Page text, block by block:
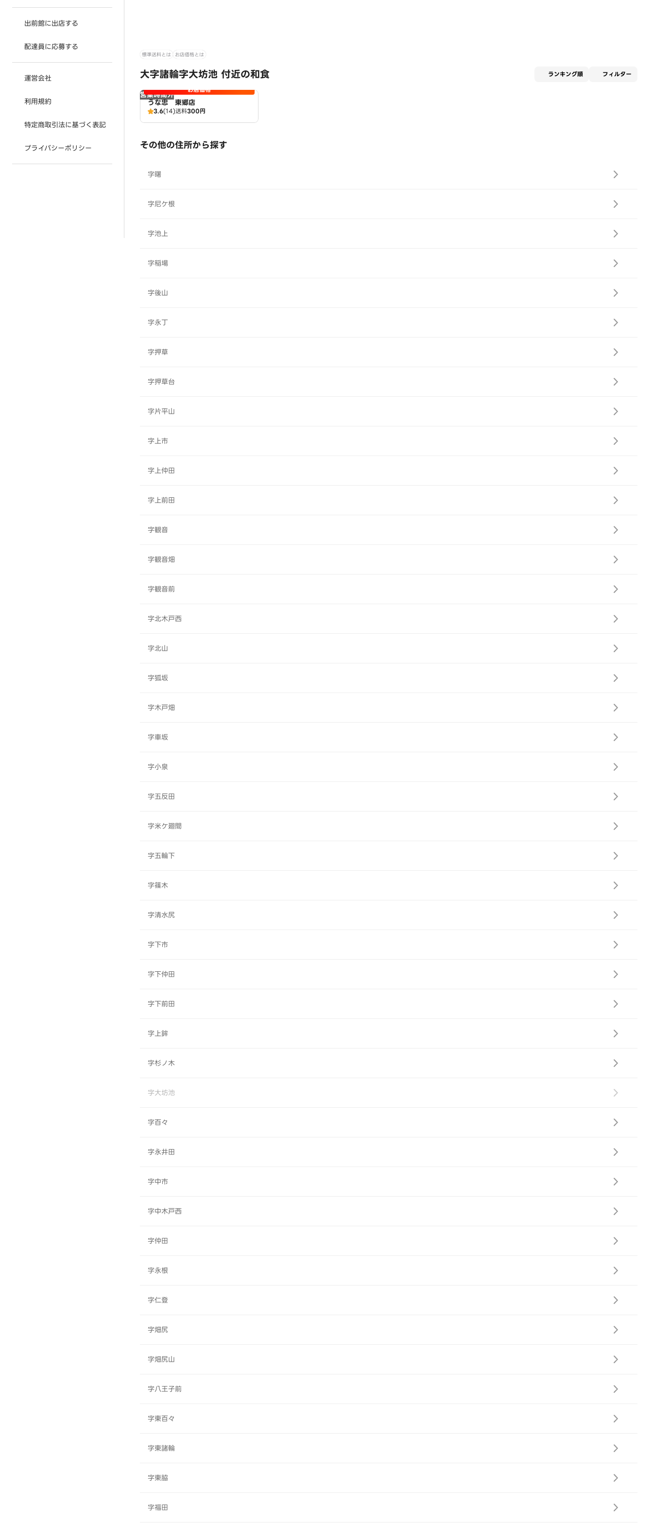
出前館に出店する
配達員に応募する
運営会社
利用規約
特定商取引法に基づく表記
プライバシーポリシー
標準送料とは お店価格とは
大字諸輪字大坊池 付近の和食 ランキング順 フィルター
営業時間外 お店価格
うな忠 東郷店
3.6(14)送料300円
その他の住所から探す
字曙
字尼ケ根
字池上
字稲場
字後山
字永丁
字押草
字押草台
字片平山
字上市
字上仲田
字上前田
字観音
字観音畑
字観音前
字北木戸西
字北山
字狐坂
字木戸畑
字車坂
字小泉
字五反田
字米ケ廻間
字五輪下
字篠木
字清水尻
字下市
字下仲田
字下前田
字上鉾
字杉ノ木
字大坊池
字百々
字永井田
字中市
字中木戸西
字仲田
字永根
字仁登
字畑尻
字畑尻山
字八王子前
字東百々
字東諸輪
字東脇
字福田